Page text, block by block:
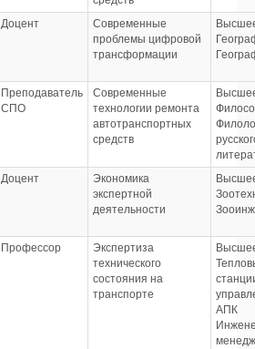
Доцент
Современные
проблемы цифровой
трансформации
Преподаватель
СПО
Современные
технологии ремонта
автотранспортных
средств
Доцент
Экономика
экспертной
деятельности
Профессор
Экспертиза
технического
состояния на
транспорте
АПК